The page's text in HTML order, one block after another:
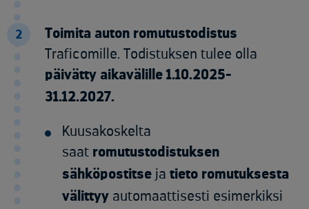
2
Toimita auton romutustodistus
Traficomille. Todistuksen tulee olla
päivätty aikavälille 1.10.2025-
31.12.2027.
Kuusakoskelta
saat romutustodistuksen
sähköpostitse ja tieto romutuksesta
välittyy automaattisesti esimerkiksi